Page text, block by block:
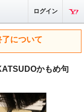
ログイン
について
かもめ句